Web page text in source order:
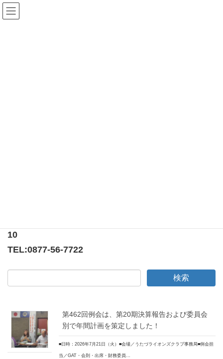
10
TEL:0877-56-7722
第462回例会は、第20期決算報告および委員会
別で年間計画を策定しました！
■日時：2026年7月21日（火）■会場／うたづライオンズクラブ事務局■例会担
当／GAT・会則・出席・財務委員…